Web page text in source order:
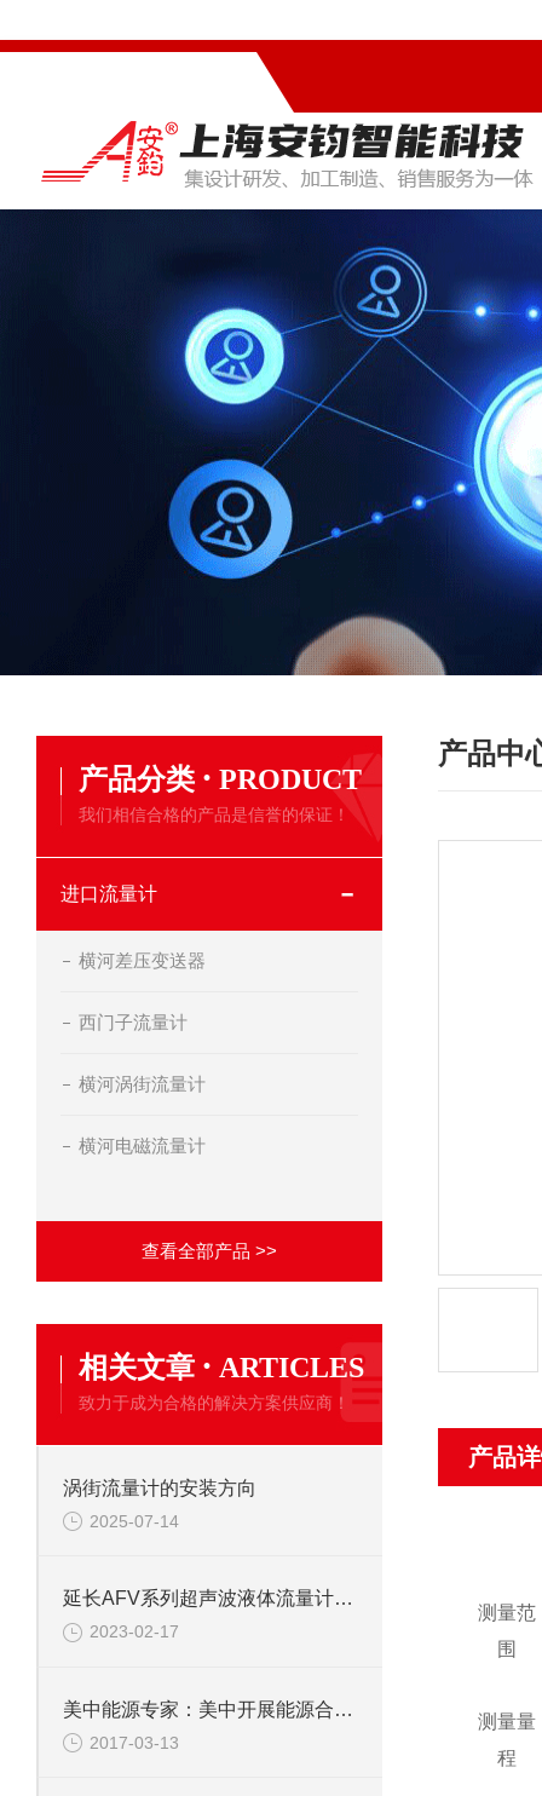
产品分类 · PRODUCT
我们相信合格的产品是信誉的保证！
进口流量计
横河差压变送器
西门子流量计
横河涡街流量计
横河电磁流量计
查看全部产品 >>
相关文章 · ARTICLES
致力于成为合格的解决方案供应商！
涡街流量计的安装方向
2025-07-14
延长AFV系列超声波液体流量计的使用寿命的方法
2023-02-17
美中能源专家：美中开展能源合作潜力巨大符合世界期待
2017-03-13
产品中
产品
测量范
围
测量量
程